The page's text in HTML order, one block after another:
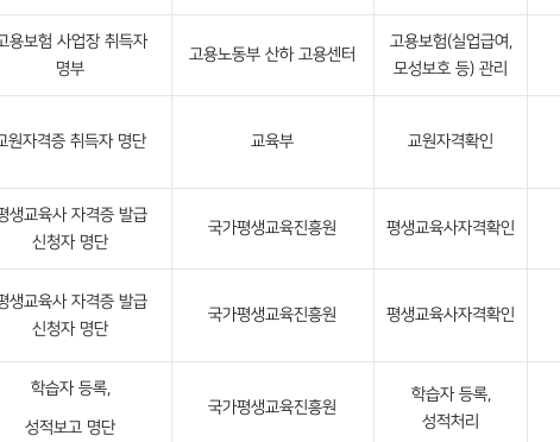
용보험 사업장 취득자
명부
고용노동부 산하 고용센터
고용보험(실업급여,
모성보호 등) 관리
원자격증 취득자 명단 교육부 교원자격확인
생교육사 자격증 발급
신청자 명단
국가평생교육진흥원 평생교육사자격확인
생교육사 자격증 발급
신청자 명단
국가평생교육진흥원 평생교육사자격확인
학습자 등록,
성적보고 명단
국가평생교육진흥원
학습자 등록,
성적처리